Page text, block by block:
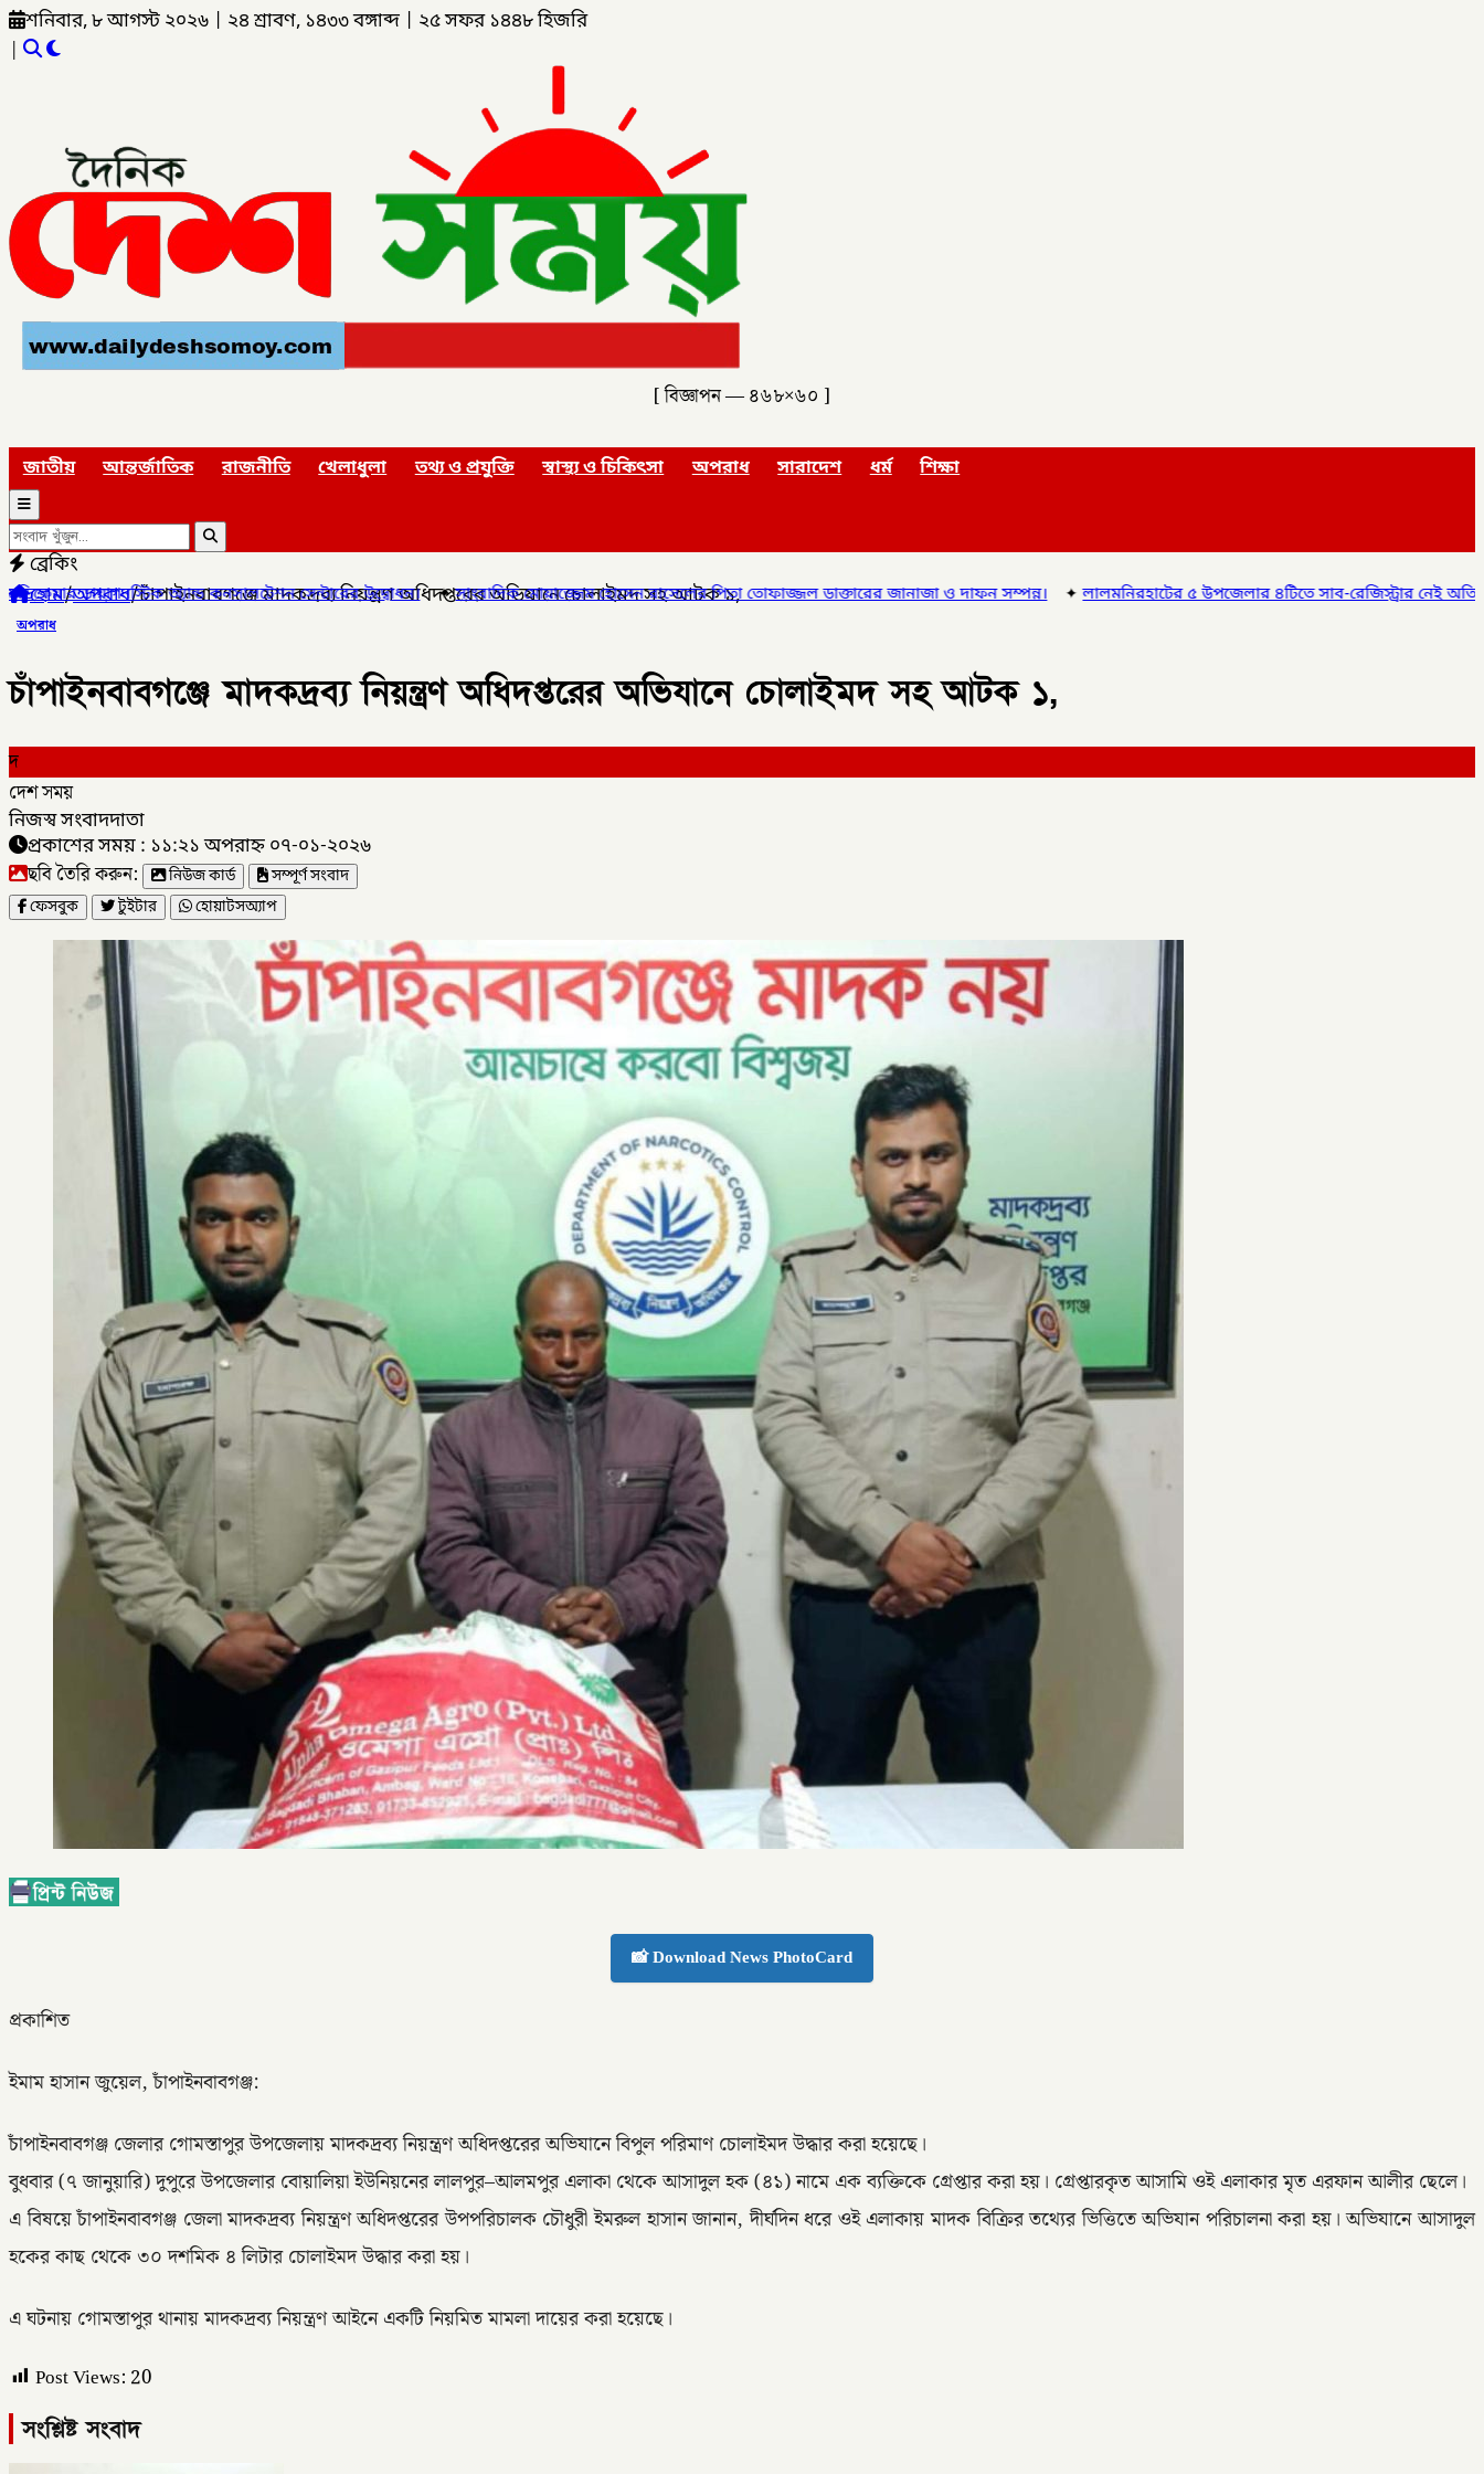
শনিবার, ৮ আগস্ট ২০২৬ ২৪ শ্রাবণ, ১৪৩৩ বঙ্গাব্দ ২৫ সফর ১৪৪৮ হিজরি
|
[ বিজ্ঞাপন — ৪৬৮×৬০ ]
জাতীয় আন্তর্জাতিক রাজনীতি খেলাধুলা তথ্য ও প্রযুক্তি স্বাস্থ্য ও চিকিৎসা অপরাধ সারাদেশ ধর্ম শিক্ষা
ব্রেকিং
কনসালটেশন সেন্টারের উদ্বোধন।✦সাংবাদিক মোয়াজ্জেম হোসেন রাসেলের পিতা তোফাজ্জল ডাক্তারের জানাজা ও দাফন সম্পন্ন।✦লালমনিরহাটের ৫ উপজেলার ৪টিতে সাব-রেজিস্ট্রার নেই অতিরিক্ত দায়িত্বে চলছে অফিস,
হোম/অপরাধ/চাঁপাইনবাবগঞ্জে মাদকদ্রব্য নিয়ন্ত্রণ অধিদপ্তরের অভিযানে চোলাইমদ সহ আটক ১,
অপরাধ
চাঁপাইনবাবগঞ্জে মাদকদ্রব্য নিয়ন্ত্রণ অধিদপ্তরের অভিযানে চোলাইমদ সহ আটক ১,
দ
দেশ সময়
নিজস্ব সংবাদদাতা
প্রকাশের সময় : ১১:২১ অপরাহ্ন ০৭-০১-২০২৬
ছবি তৈরি করুন: নিউজ কার্ড
সম্পূর্ণ সংবাদ
ফেসবুক
টুইটার হোয়াটসঅ্যাপ
📸 Download News PhotoCard
প্রকাশিত
ইমাম হাসান জুয়েল, চাঁপাইনবাবগঞ্জ:
চাঁপাইনবাবগঞ্জ জেলার গোমস্তাপুর উপজেলায় মাদকদ্রব্য নিয়ন্ত্রণ অধিদপ্তরের অভিযানে বিপুল পরিমাণ চোলাইমদ উদ্ধার করা হয়েছে।
বুধবার (৭ জানুয়ারি) দুপুরে উপজেলার বোয়ালিয়া ইউনিয়নের লালপুর–আলমপুর এলাকা থেকে আসাদুল হক (৪১) নামে এক ব্যক্তিকে গ্রেপ্তার করা হয়। গ্রেপ্তারকৃত আসামি ওই এলাকার মৃত এরফান আলীর ছেলে।
এ বিষয়ে চাঁপাইনবাবগঞ্জ জেলা মাদকদ্রব্য নিয়ন্ত্রণ অধিদপ্তরের উপপরিচালক চৌধুরী ইমরুল হাসান জানান, দীর্ঘদিন ধরে ওই এলাকায় মাদক বিক্রির তথ্যের ভিত্তিতে অভিযান পরিচালনা করা হয়। অভিযানে আসাদুল
হকের কাছ থেকে ৩০ দশমিক ৪ লিটার চোলাইমদ উদ্ধার করা হয়।
এ ঘটনায় গোমস্তাপুর থানায় মাদকদ্রব্য নিয়ন্ত্রণ আইনে একটি নিয়মিত মামলা দায়ের করা হয়েছে।
Post Views: 20
সংশ্লিষ্ট সংবাদ